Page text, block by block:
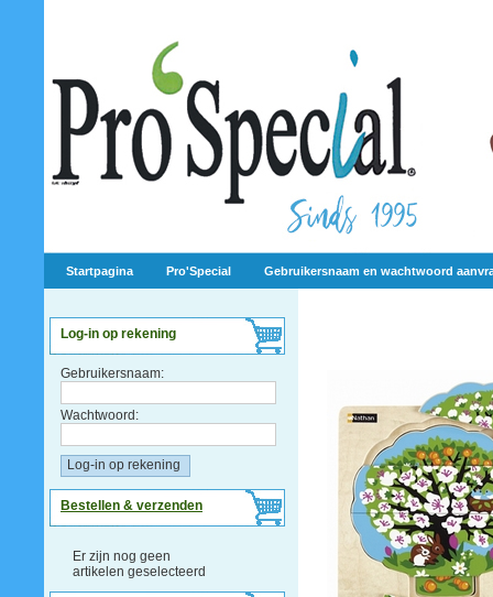
Startpagina Pro'Special Gebruikersnaam en wachtwoord
Log-in op rekening
Gebruikersnaam:
Wachtwoord:
Bestellen & verzenden
Er zijn nog geen
artikelen geselecteerd